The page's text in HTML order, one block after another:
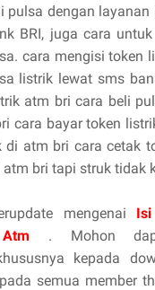
pulsa dengan layanan
BRI, juga cara
cara mengisi token
listrik lewat sms
atm bri cara beli
cara bayar token
di atm bri cara cetak
bri tapi struk tidak
mengenai
Atm . Mohon
kepada
semua member